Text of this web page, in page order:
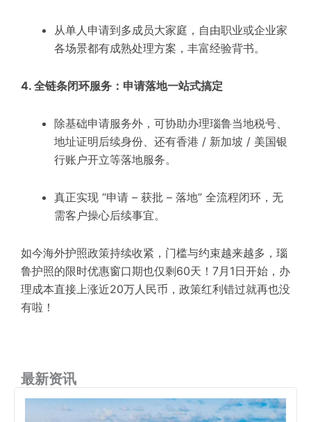
从单人申请到多成员大家庭，自由职业或企业家
各场景都有成熟处理方案，丰富经验背书。
4. 全链条闭环服务：申请落地一站式搞定
除基础申请服务外，可协助办理瑙鲁当地税号、
地址证明后续身份、还有香港 / 新加坡 / 美国银
行账户开立等落地服务。
真正实现 “申请 – 获批 – 落地” 全流程闭环，无
需客户操心后续事宜。
如今海外护照政策持续收紧，门槛与约束越来越多，瑙
鲁护照的限时优惠窗口期也仅剩60天！7月1日开始，办
理成本直接上涨近20万人民币，政策红利错过就再也没
有啦！
最新资讯